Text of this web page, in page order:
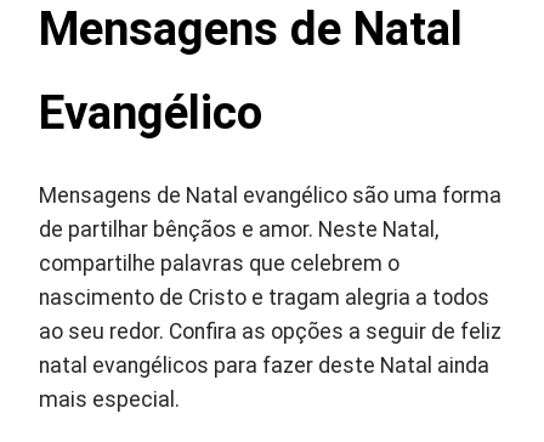
Mensagens de Natal
Evangélico
Mensagens de Natal evangélico são uma forma
de partilhar bênçãos e amor. Neste Natal,
compartilhe palavras que celebrem o
nascimento de Cristo e tragam alegria a todos
ao seu redor. Confira as opções a seguir de feliz
natal evangélicos para fazer deste Natal ainda
mais especial.